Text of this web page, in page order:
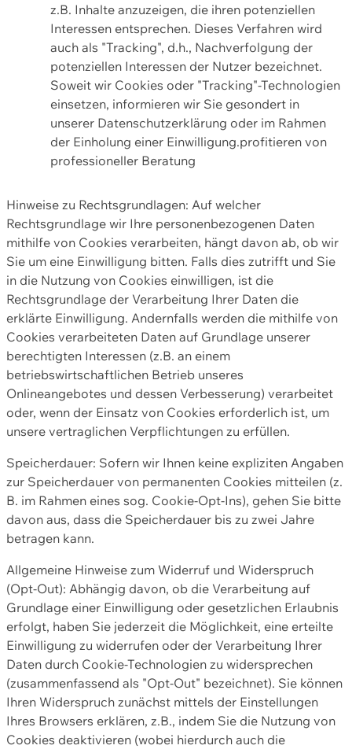
z.B. Inhalte anzuzeigen, die ihren potenziellen
Interessen entsprechen. Dieses Verfahren wird
auch als "Tracking", d.h., Nachverfolgung der
potenziellen Interessen der Nutzer bezeichnet.
Soweit wir Cookies oder "Tracking"-Technologien
einsetzen, informieren wir Sie gesondert in
unserer Datenschutzerklärung oder im Rahmen
der Einholung einer Einwilligung.profitieren von
professioneller Beratung
Hinweise zu Rechtsgrundlagen: Auf welcher
Rechtsgrundlage wir Ihre personenbezogenen Daten
mithilfe von Cookies verarbeiten, hängt davon ab, ob wir
Sie um eine Einwilligung bitten. Falls dies zutrifft und Sie
in die Nutzung von Cookies einwilligen, ist die
Rechtsgrundlage der Verarbeitung Ihrer Daten die
erklärte Einwilligung. Andernfalls werden die mithilfe von
Cookies verarbeiteten Daten auf Grundlage unserer
berechtigten Interessen (z.B. an einem
betriebswirtschaftlichen Betrieb unseres
Onlineangebotes und dessen Verbesserung) verarbeitet
oder, wenn der Einsatz von Cookies erforderlich ist, um
unsere vertraglichen Verpflichtungen zu erfüllen.
Speicherdauer: Sofern wir Ihnen keine expliziten Angaben
zur Speicherdauer von permanenten Cookies mitteilen (z.
B. im Rahmen eines sog. Cookie-Opt-Ins), gehen Sie bitte
davon aus, dass die Speicherdauer bis zu zwei Jahre
betragen kann.
Allgemeine Hinweise zum Widerruf und Widerspruch
(Opt-Out): Abhängig davon, ob die Verarbeitung auf
Grundlage einer Einwilligung oder gesetzlichen Erlaubnis
erfolgt, haben Sie jederzeit die Möglichkeit, eine erteilte
Einwilligung zu widerrufen oder der Verarbeitung Ihrer
Daten durch Cookie-Technologien zu widersprechen
(zusammenfassend als "Opt-Out" bezeichnet). Sie können
Ihren Widerspruch zunächst mittels der Einstellungen
Ihres Browsers erklären, z.B., indem Sie die Nutzung von
Cookies deaktivieren (wobei hierdurch auch die